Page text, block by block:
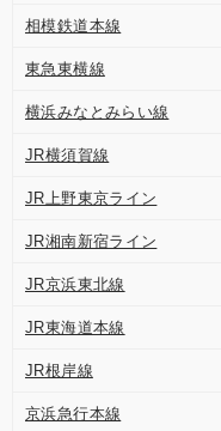
相模鉄道本線
東急東横線
横浜みなとみらい線
JR横須賀線
JR上野東京ライン
JR湘南新宿ライン
JR京浜東北線
JR東海道本線
JR根岸線
京浜急行本線